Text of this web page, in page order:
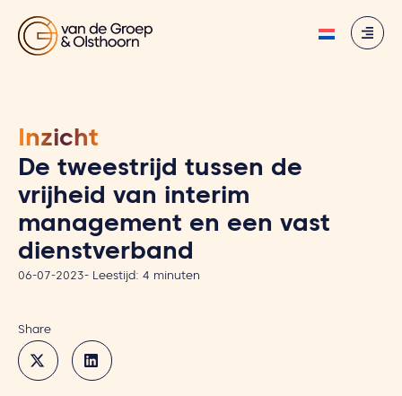
Share
Inzicht
De tweestrijd tussen de
vrijheid van interim
management en een vast
dienstverband
06-07-2023- Leestijd: 4 minuten